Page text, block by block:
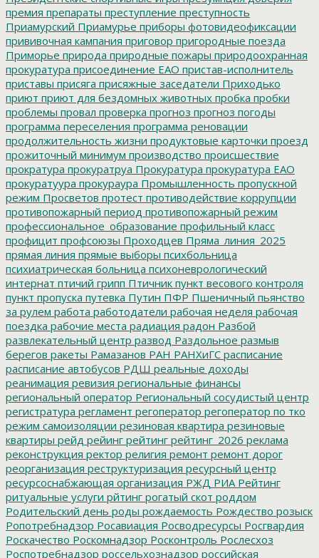
премия препараты преступление преступность
Приамурский Приамурье приборы фотовидеофиксации
прививочная кампания приговор пригородные поезда
Приморье природа природные пожары природоохранная
прокуратура присоединение ЕАО пристав-исполнитель
приставы присяга присяжные заседатели Приходько
приют приют для бездомных животных пробка пробки
проблемы провал проверка прогноз прогноз погоды
программа переселения программа реновации
продолжительность жизни продуктовые карточки проезд
прожиточный минимум производство происшествие
прократура прокуратруа Прокуратура прокуратура ЕАО
прокуратуура прокураура Промышленность пропускной
режим Просветов протест противодействие коррупции
противопожарный период противопожарный режим
профессиональное_образование профильный класс
профицит профсоюзы Проходцев Пряма_линия_2025
прямая линия прямые выборы психбольница
психиатрическая больница психоневрологический
интернат птичий грипп Птичник пункт весового контроля
пункт пропуска путевка Путин ПФР Пшеничный пьянство
за рулем работа работодатели рабочая неделя рабочая
поездка рабочие места радиация радон Разбой
развлекательный центр развод Раздольное размыв
берегов ракеты Рамазанов РАН РАНХиГС расписание
расписание автобусов РДШ реальные доходы
реанимация ревизия региональные финансы
региональный оператор Региональный сосудистый центр
регистратура регламент регоператор регоператор по тко
режим самоизоляции резиновая квартира резиновые
квартиры рейд рейинг рейтинг рейтинг_2026 реклама
реконструкция ректор религия ремонт ремонт дорог
реорганизация реструктуризация ресурсный центр
ресурсоснабжающая организация РЖД РИА Рейтинг
ритуальные услуги рйтинг рогатый скот роддом
Родительский день роды рождаемость Рождество розыск
Ропотребнадзор Росавиация Росводресурсы Росгвардия
Роскачество Роскомнадзор Росконтроль Рослесхоз
Роспотребнадзор россельхознадзор российская